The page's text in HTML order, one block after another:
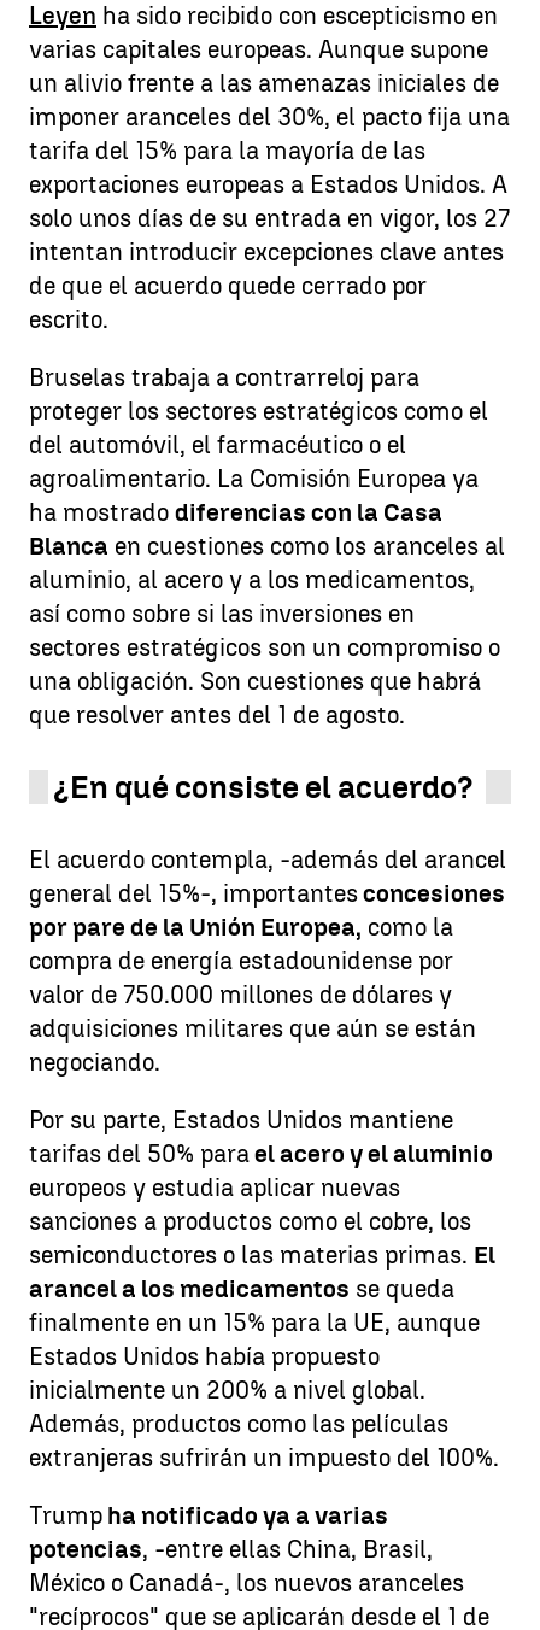
Leyen ha sido recibido con escepticismo en
varias capitales europeas. Aunque supone
un alivio frente a las amenazas iniciales de
imponer aranceles del 30%, el pacto fija una
tarifa del 15% para la mayoría de las
exportaciones europeas a Estados Unidos. A
solo unos días de su entrada en vigor, los 27
intentan introducir excepciones clave antes
de que el acuerdo quede cerrado por
escrito.
Bruselas trabaja a contrarreloj para
proteger los sectores estratégicos como el
del automóvil, el farmacéutico o el
agroalimentario. La Comisión Europea ya
ha mostrado diferencias con la Casa
Blanca en cuestiones como los aranceles al
aluminio, al acero y a los medicamentos,
así como sobre si las inversiones en
sectores estratégicos son un compromiso o
una obligación. Son cuestiones que habrá
que resolver antes del 1 de agosto.
¿En qué consiste el acuerdo?
El acuerdo contempla, -además del arancel
general del 15%-, importantesconcesiones
por pare de la Unión Europea, como la
compra de energía estadounidense por
valor de 750.000 millones de dólares y
adquisiciones militares que aún se están
negociando.
Por su parte, Estados Unidos mantiene
tarifas del 50% parael acero y el aluminio
europeos y estudia aplicar nuevas
sanciones a productos como el cobre, los
semiconductores o las materias primas. El
arancel a los medicamentos se queda
finalmente en un 15% para la UE, aunque
Estados Unidos había propuesto
inicialmente un 200% a nivel global.
Además, productos como las películas
extranjeras sufrirán un impuesto del 100%.
Trump ha notificado ya a varias
potencias, -entre ellas China, Brasil,
México o Canadá-, los nuevos aranceles
"recíprocos" que se aplicarán desde el 1 de